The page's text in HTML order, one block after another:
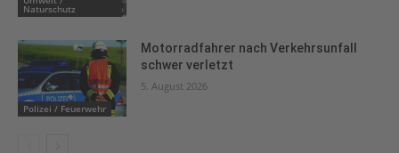
Naturschutz
Polizei / Feuerwehr
Motorradfahrer nach Verkehrsunfall
schwer verletzt
5. August 2026